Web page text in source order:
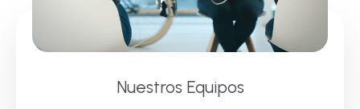
Nuestros Equipos